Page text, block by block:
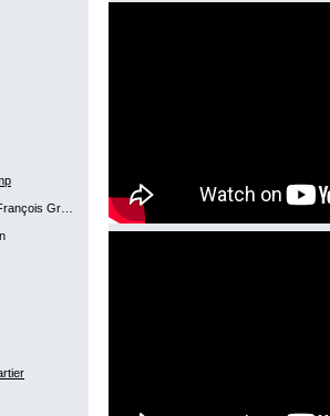
Gravel Martine Latulippe